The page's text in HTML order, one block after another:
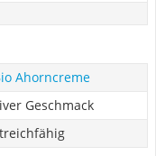
Ahorncreme
Geschmack